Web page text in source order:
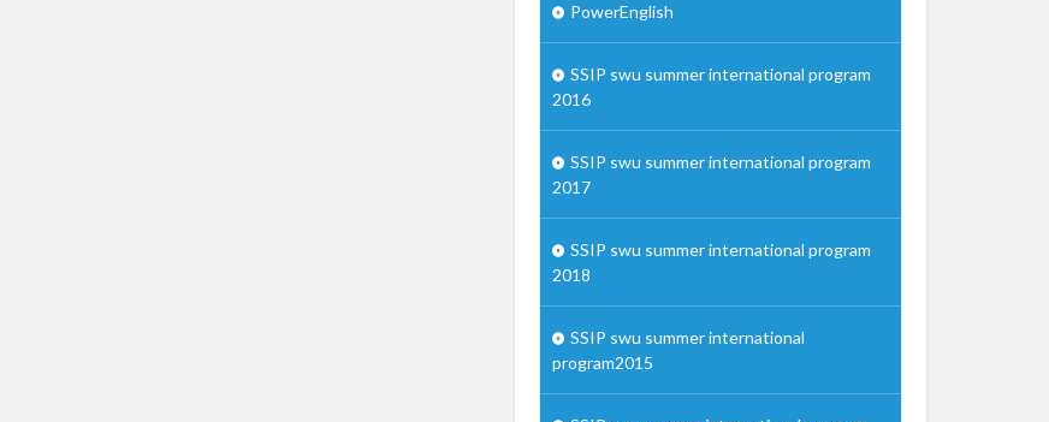
PowerEnglish
SSIP swu summer international program
2016
SSIP swu summer international program
2017
SSIP swu summer international program
2018
SSIP swu summer international
program2015